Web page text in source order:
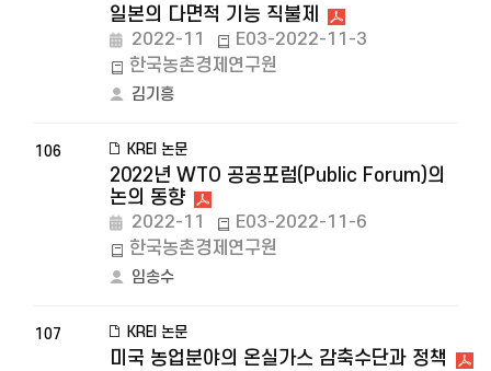
일본의 다면적 기능 직불제
2022-11
E03-2022-11-3
한국농촌경제연구원
김기흥
106 KREI 논문
2022년 WTO 공공포럼(Public Forum)의
논의 동향
2022-11
E03-2022-11-6
한국농촌경제연구원
임송수
107 KREI 논문
미국 농업분야의 온실가스 감축수단과 정책